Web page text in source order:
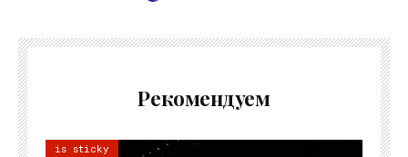
Рекомендуем
is sticky